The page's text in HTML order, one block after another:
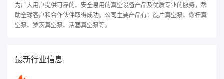
为广大用户提供可靠的、安全易用的真空设备产品及优质专业的服务，帮
助全球客户和合作伙伴取得成功。公司主要产品有：旋片真空泵、螺杆真
空泵、罗茨真空泵、活塞真空泵等。
最新行业信息